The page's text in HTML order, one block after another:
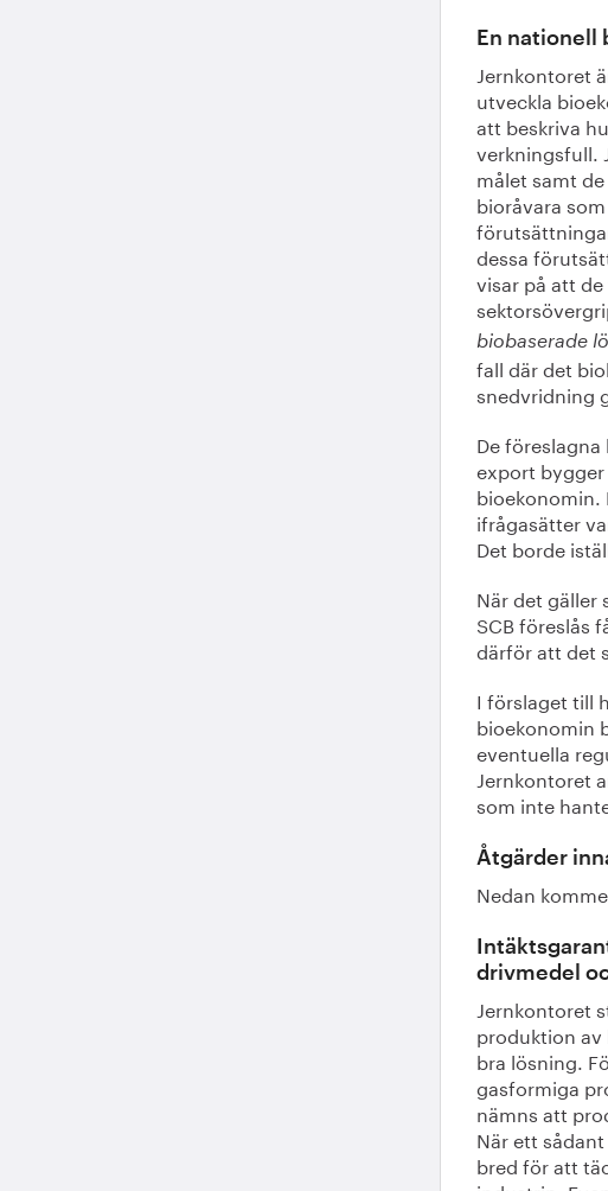
En nationell
Jernkontoret
utveckla
att beskriva
verkningsfull.
målet samt
bioråvara
dessa
visar på att
biobaserade
fall där det
snedvridning
De
export
ifrågasätter
Det borde
När det
SCB föreslås
därför att det
I förslaget till
bioekonomin
eventuella
Jernkontoret
som inte
Åtgärder
Nedan
drivmedel
Jernkontoret
produktion av
bra lösning.
gasformiga
nämns att
När ett
bred för att